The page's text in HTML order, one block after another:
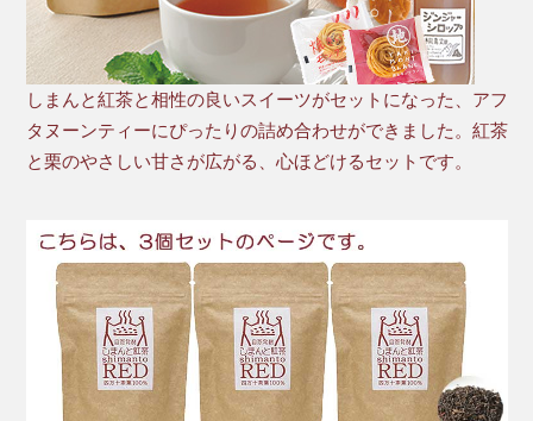
しまんと紅茶と相性の良いスイーツがセットになった、アフ
タヌーンティーにぴったりの詰め合わせができました。紅茶
と栗のやさしい甘さが広がる、心ほどけるセットです。